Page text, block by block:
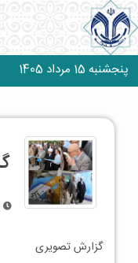
پنجشنبه 15 مرداد 1405
گزارش تصویری